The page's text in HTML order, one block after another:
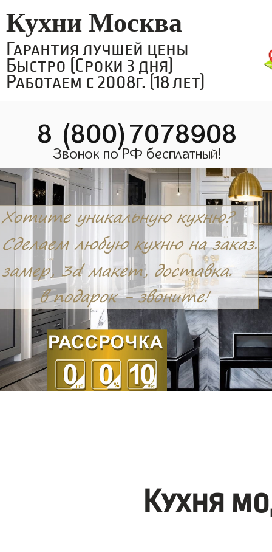
Кухни Москва
Гарантия лучшей цены
Быстро (Сроки 3 дня)
Работаем с 2008г. (18 лет)
8 (800)7078908
Звонок по РФ бесплатный!
Кухня